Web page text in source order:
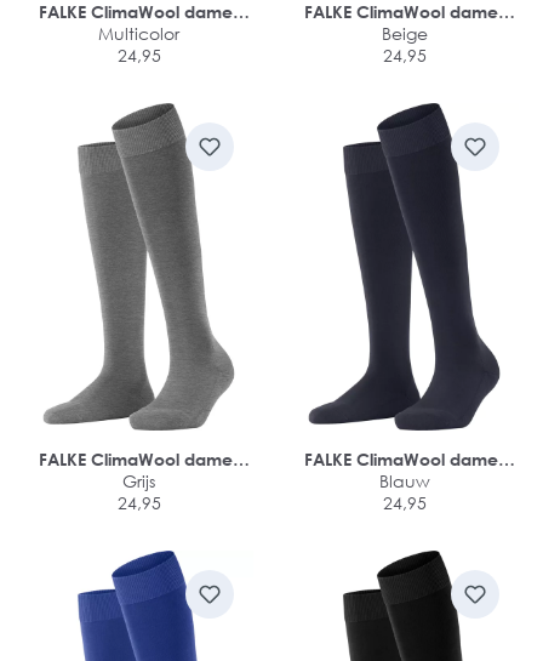
FALKE ClimaWool dames
kniekousen
Multicolor
24,95
FALKE ClimaWool dames
kniekousen
Beige
24,95
FALKE ClimaWool dames
kniekousen
Grijs
24,95
FALKE ClimaWool dames
kniekousen
Blauw
24,95